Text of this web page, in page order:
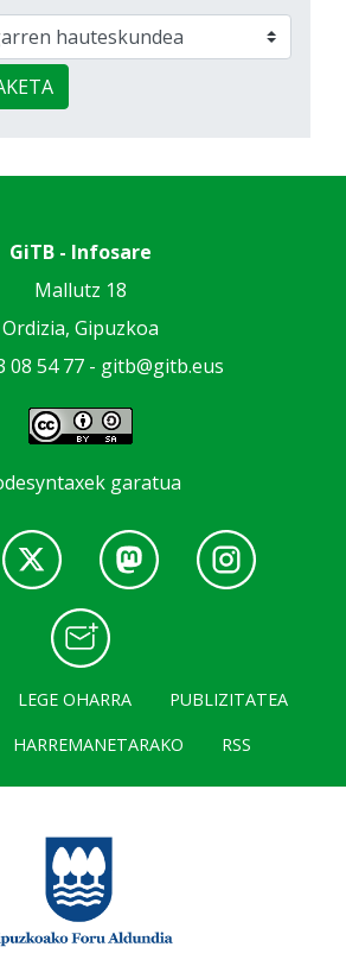
GiTB - Infosare
Mallutz 18
Ordizia, Gipuzkoa
08 54 77 - gitb@gitb.eus
garatua
LEGE OHARRA
PUBLIZITATEA
HARREMANETARAKO RSS